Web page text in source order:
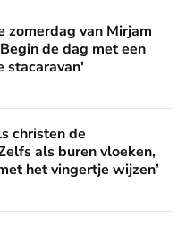
Mirjam Bouwman eruit?
zomerdag van Mirjam
de dag met een
stacaravan'
‘Zelfs als
christen de
als buren vloeken,
het vingertje wijzen’